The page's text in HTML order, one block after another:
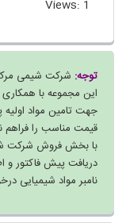
Views: 1
توجه: شرکت شیمی مرک
این مجموعه با
جهت تامین مواد
قیمت مناسب را
با بخش فروش شرکت
نامبر مواد شیمیایی